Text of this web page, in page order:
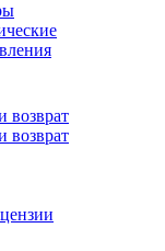
возврат
возврат